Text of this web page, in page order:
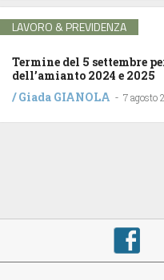
LAVORO & PREVIDENZA
Termine del 5 settembre
dell’amianto 2024 e 2025
/Giada GIANOLA - 7 agosto